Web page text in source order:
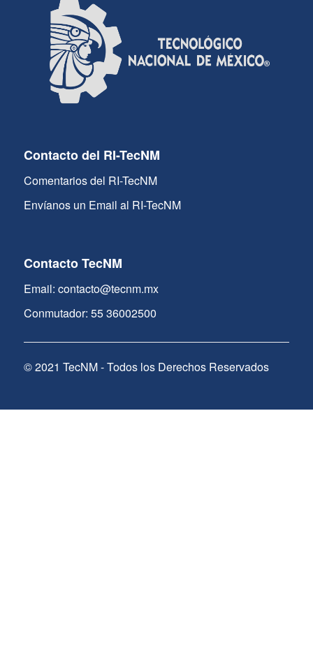
Contacto del RI-TecNM
Comentarios del RI-TecNM
Envíanos un Email al RI-TecNM
Contacto TecNM
Email: contacto@tecnm.mx
Conmutador: 55 36002500
© 2021 TecNM - Todos los Derechos Reservados